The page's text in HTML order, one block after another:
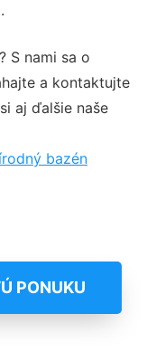
? S nami sa o
a kontaktujte
aj ďalšie naše
bazén
PONUKU